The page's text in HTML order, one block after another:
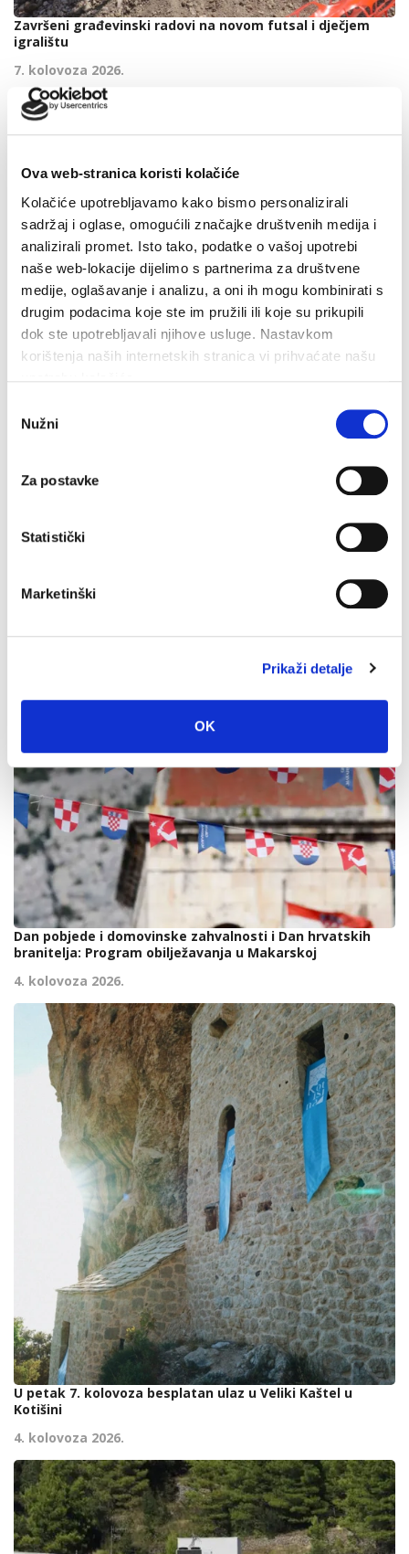
Ova web-stranica koristi kolačiće
Kolačiće upotrebljavamo kako bismo personalizirali
sadržaj i oglase, omogućili značajke društvenih medija i
analizirali promet. Isto tako, podatke o vašoj upotrebi
naše web-lokacije dijelimo s partnerima za društvene
medije, oglašavanje i analizu, a oni ih mogu kombinirati s
drugim podacima koje ste im pružili ili koje su prikupili
dok ste upotrebljavali njihove usluge. Nastavkom
korištenja naših internetskih stranica vi prihvaćate našu
pristanka
Nužni
Za postavke
Statistički
Marketinški
Prikaži detalje
OK
Završeni građevinski radovi na novom futsal i dječjem
igralištu
7. kolovoza 2026.
Makarska proslavila Dan pobjede uz Marka Škugora
Dan pobjede i domovinske zahvalnosti i Dan hrvatskih
branitelja: Program obilježavanja u Makarskoj
4. kolovoza 2026.
U petak 7. kolovoza besplatan ulaz u Veliki Kaštel u
Kotišini
4. kolovoza 2026.